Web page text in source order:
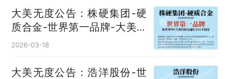
大美无度公告：株硬集团-硬
质合金‌-世界第一品牌-大美无
度评价通193国
2026-03-18
大美无度公告：浩洋股份-世